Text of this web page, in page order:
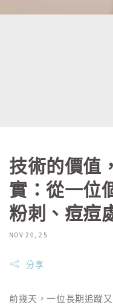
技術的價值
實：從一位
粉刺、痘痘
NOV 20, 25
分享
前幾天，一位長期追蹤